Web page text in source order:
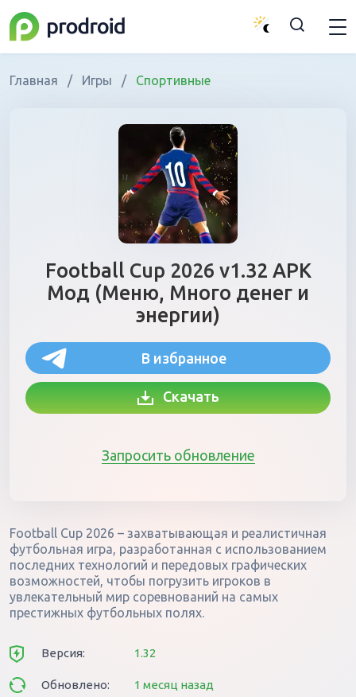
Главная / Игры / Спортивные
Football Cup 2026 v1.32 APK
Мод (Меню, Много денег и
энергии)
В избранное
Скачать
Запросить обновление
Football Cup 2026 – захватывающая и реалистичная
футбольная игра, разработанная с использованием
последних технологий и передовых графических
возможностей, чтобы погрузить игроков в
увлекательный мир соревнований на самых
престижных футбольных полях.
Версия: 1.32
Обновлено: 1 месяц назад